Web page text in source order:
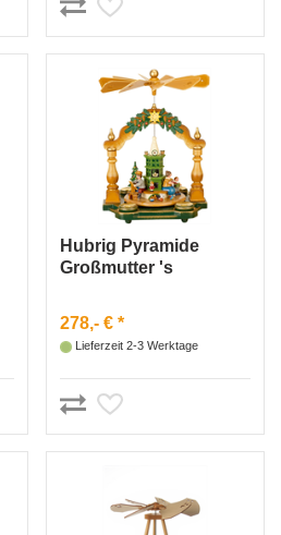
Hubrig Pyramide
Großmutter 's
278,- € *
Lieferzeit 2-3 Werktage